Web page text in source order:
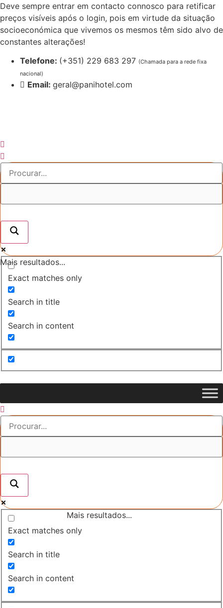
Pular
para
o
conteúdo
Deve sempre entrar em contacto connosco para retificar
preços visíveis após o login, pois em virtude da situação
socioeconómica que vivemos os mesmos têm sido alvo de
constantes alterações!
Telefone: (+351) 229 683 297 (Chamada para a rede fixa
nacional)
Email: geral@panihotel.com
Mais resultados...
Exact matches only
Search in title
Search in content
Mais resultados...
Exact matches only
Search in title
Search in content